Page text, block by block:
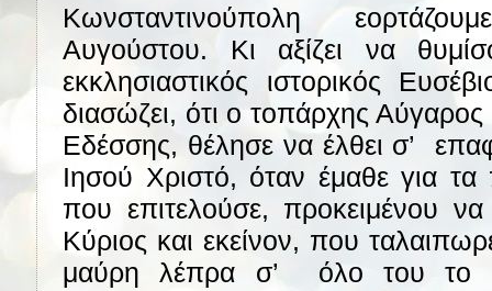
Κωνσταντινούπολη
Αυγούστου. Κι αξίζει να
εκκλησιαστικός ιστορικός
διασώζει, ότι ο τοπάρχης
Εδέσσης, θέλησε να έλθει σ’
Ιησού Χριστό, όταν έμαθε για
που επιτελούσε, προκειμένου να
Κύριος και εκείνον, που
μαύρη λέπρα σ’
όλο του το